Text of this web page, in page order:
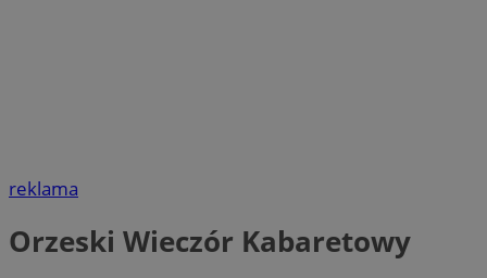
reklama
Orzeski Wieczór Kabaretowy